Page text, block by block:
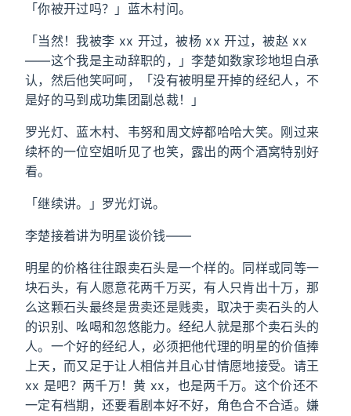
「你被开过吗？」蓝木村问。
「当然！我被李 xx 开过，被杨 xx 开过，被赵 xx
——这个我是主动辞职的，」李楚如数家珍地坦白承
认，然后他笑呵呵，「没有被明星开掉的经纪人，不
是好的马到成功集团副总裁！」
罗光灯、蓝木村、韦努和周文婷都哈哈大笑。刚过来
续杯的一位空姐听见了也笑，露出的两个酒窝特别好
看。
「继续讲。」罗光灯说。
李楚接着讲为明星谈价钱——
明星的价格往往跟卖石头是一个样的。同样或同等一
块石头，有人愿意花两千万买，有人只肯出十万，那
么这颗石头最终是贵卖还是贱卖，取决于卖石头的人
的识别、吆喝和忽悠能力。经纪人就是那个卖石头的
人。一个好的经纪人，必须把他代理的明星的价值捧
上天，而又足于让人相信并且心甘情愿地接受。请王
xx 是吧？两千万！黄 xx，也是两千万。这个价还不
一定有档期，还要看剧本好不好，角色合不合适。嫌